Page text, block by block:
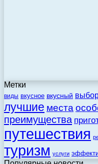
Метки
виды вкусное вкусный
лучшие места
преимущества
путешествия
туризм услуги